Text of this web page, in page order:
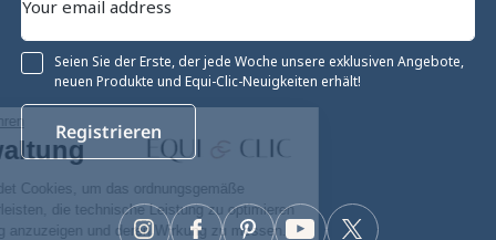
Cookie-Verwaltung
Unsere Website verwendet Cookies, um das ordnungsgemäße
Funktionieren zu gewährleisten, die technische Leistung zu optimieren
sowie relevante Werbung anzuzeigen und deren Wirkung zu messen.
Seien Sie der Erste, der jede Woche unsere exklusiven Angebote,
neuen Produkte und Equi-Clic-Neuigkeiten erhält!
Registrieren